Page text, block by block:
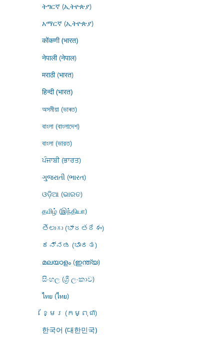
ትግርኛ (ኢትዮጵያ)
አማርኛ (ኢትዮጵያ)
कोंकणी (भारत)
नेपाली (नेपाल)
मराठी (भारत)
हिन्दी (भारत)
অসমীয়া (ভাৰত)
বাংলা (বাংলাদেশ)
বাংলা (ভারত)
ਪੰਜਾਬੀ (ਭਾਰਤ)
ગુજરાતી (ભારત)
ଓଡ଼ିଆ (ଭାରତ)
தமிழ் (இந்தியா)
తెలుగు (భారతదేశం)
ಕನ್ನಡ (ಭಾರತ)
മലയാളം (ഇന്ത്യ)
සිංහල (ශ්‍රී ලංකාව)
ไทย (ไทย)
ខ្មែរ (កម្ពុជា)
한국어 (대한민국)